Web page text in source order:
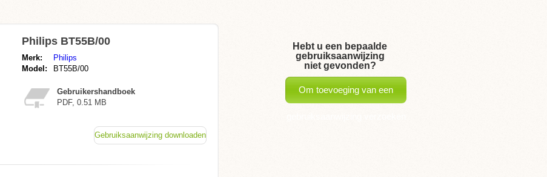
Philips BT55B/00
Merk:
Philips
Model:
BT55B/00
Gebruikershandboek
PDF, 0.51 MB
Gebruiksaanwijzing downloaden
Hebt u een bepaalde
gebruiksaanwijzing
niet gevonden?
Om toevoeging van een